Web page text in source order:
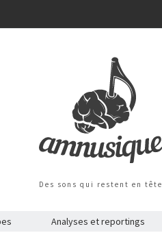
Des sons qui restent en tête
Analyses et reportings